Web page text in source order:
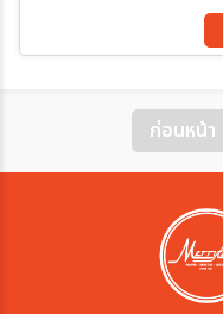
ก่อนหน้า